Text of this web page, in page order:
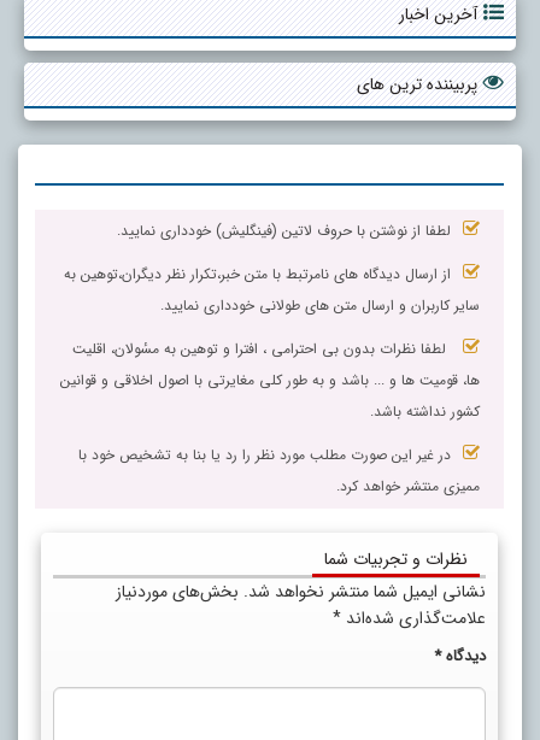
آخرین اخبار
پربیننده ترین های
لطفا از نوشتن با حروف لاتین (فینگلیش) خودداری نمایید.
از ارسال دیدگاه های نامرتبط با متن خبر،تکرار نظر دیگران،توهین به
سایر کاربران و ارسال متن های طولانی خودداری نمایید.
لطفا نظرات بدون بی احترامی ، افترا و توهین به مسٔولان، اقلیت
ها، قومیت ها و ... باشد و به طور کلی مغایرتی با اصول اخلاقی و قوانین
کشور نداشته باشد.
در غیر این صورت مطلب مورد نظر را رد یا بنا به تشخیص خود با
ممیزی منتشر خواهد کرد.
نظرات و تجربیات شما
نشانی ایمیل شما منتشر نخواهد شد. بخش‌های موردنیاز
علامت‌گذاری شده‌اند *
دیدگاه*